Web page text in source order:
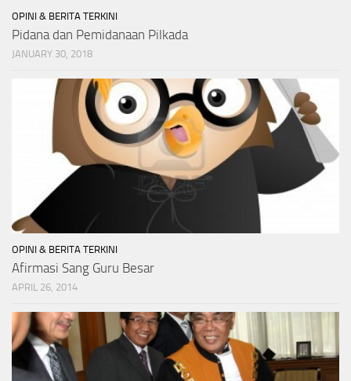
OPINI & BERITA TERKINI
Pidana dan Pemidanaan Pilkada
JANUARY 30, 2018
OPINI & BERITA TERKINI
Afirmasi Sang Guru Besar
APRIL 26, 2014